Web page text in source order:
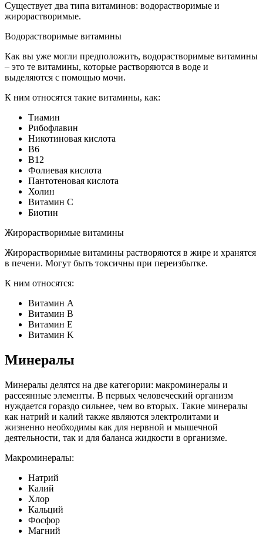
Существует два типа витаминов: водорастворимые и
жирорастворимые.
Водорастворимые витамины
Как вы уже могли предположить, водорастворимые витамины
– это те витамины, которые растворяются в воде и
выделяются с помощью мочи.
К ним относятся такие витамины, как:
Тиамин
Рибофлавин
Никотиновая кислота
B6
B12
Фолиевая кислота
Пантотеновая кислота
Холин
Витамин С
Биотин
Жирорастворимые витамины
Жирорастворимые витамины растворяются в жире и хранятся
в печени. Могут быть токсичны при переизбытке.
К ним относятся:
Витамин A
Витамин В
Витамин E
Витамин K
Минералы
Минералы делятся на две категории: макроминералы и
рассеянные элементы. В первых человеческий организм
нуждается гораздо сильнее, чем во вторых. Такие минералы
как натрий и калий также являются электролитами и
жизненно необходимы как для нервной и мышечной
деятельности, так и для баланса жидкости в организме.
Макроминералы:
Натрий
Калий
Хлор
Кальций
Фосфор
Магний